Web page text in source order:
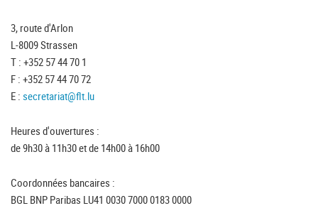
3, route d'Arlon
L-8009 Strassen
T : +352 57 44 70 1
F : +352 57 44 70 72
E : secretariat@flt.lu
Heures d'ouvertures :
de 9h30 à 11h30 et de 14h00 à 16h00
Coordonnées bancaires :
BGL BNP Paribas LU41 0030 7000 0183 0000